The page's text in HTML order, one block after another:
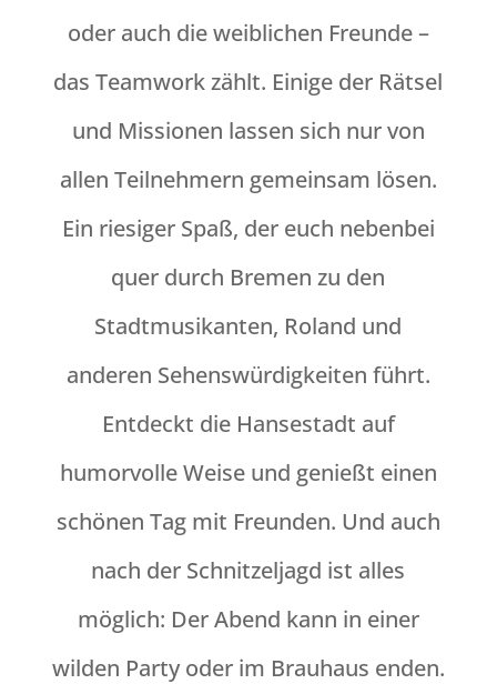
oder auch die weiblichen Freunde –
das Teamwork zählt. Einige der Rätsel
und Missionen lassen sich nur von
allen Teilnehmern gemeinsam lösen.
Ein riesiger Spaß, der euch nebenbei
quer durch Bremen zu den
Stadtmusikanten, Roland und
anderen Sehenswürdigkeiten führt.
Entdeckt die Hansestadt auf
humorvolle Weise und genießt einen
schönen Tag mit Freunden. Und auch
nach der Schnitzeljagd ist alles
möglich: Der Abend kann in einer
wilden Party oder im Brauhaus enden.